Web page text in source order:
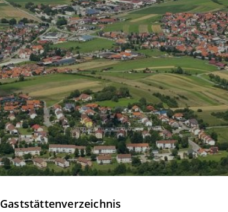
Gaststättenverzeichnis